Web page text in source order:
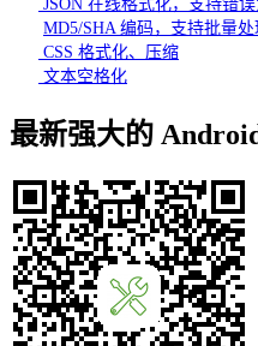
JSON 在线格式化，支持错
MD5/SHA 编码，支持批量处
CSS 格式化、压缩
文本空格化
最新强大的